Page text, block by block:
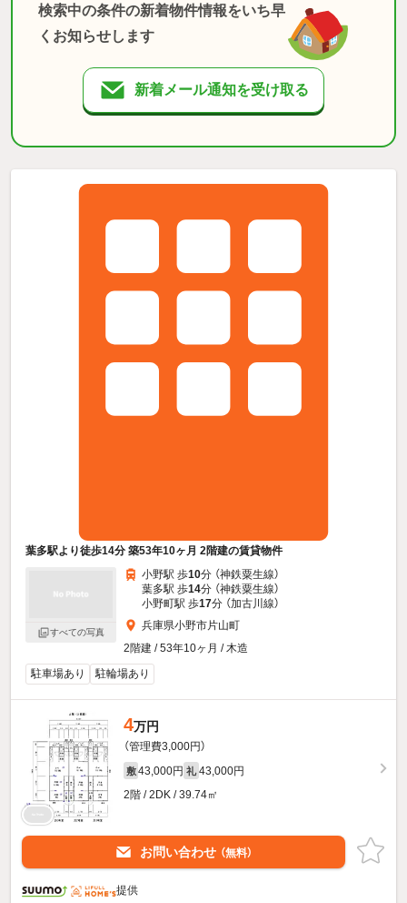
検索中の条件の新着物件情報をいち早
くお知らせします
新着メール通知を受け取る
葉多駅より徒歩14分 築53年10ヶ月 2階建の賃貸物件
すべての写真
小野駅 歩10分 （神鉄粟生線）
葉多駅 歩14分 （神鉄粟生線）
小野町駅 歩17分 （加古川線）
兵庫県小野市片山町
2階建 / 53年10ヶ月 / 木造
駐車場あり
駐輪場あり
4万円
（管理費3,000円）
敷 43,000円 礼 43,000円
2階 / 2DK / 39.74㎡
お問い合わせ （無料）
提供